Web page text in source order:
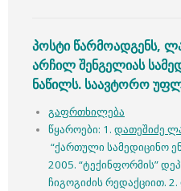
პოსტი წარმოადგენს,
არჩილ შენგელიას
ნაწილს. საავტორო
გაფრთხილება
წყაროები: 1. დათეშიძე
“ქართული სამედიცინო
2005. “ტექინფორმის”
ჩიგოგიძის რედაქციით. 2.